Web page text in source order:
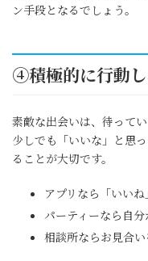
ン手段となるでしょう。
④積極的に行動
素敵な出会いは、待って
少しでも「いいな」と思
ることが大切です。
アプリなら「いい
パーティーなら自
相談所ならお見合